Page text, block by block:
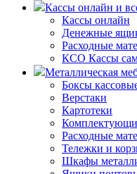
Кассы онлайн и
Кассы онлайн
Денежные
Расходные
КСО Кассы
Металлическая
Боксы
Верстаки
Картотеки
Расходные
Тележки и
Шкафы